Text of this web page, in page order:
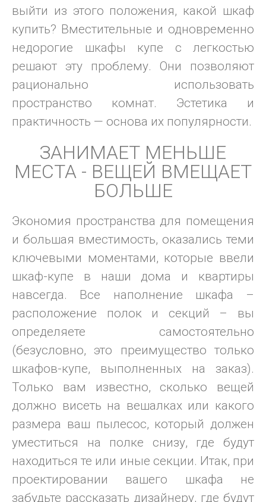
выйти из этого положения, какой шкаф
купить? Вместительные и одновременно
недорогие шкафы купе с легкостью
решают эту проблему. Они позволяют
рационально использовать
пространство комнат. Эстетика и
практичность — основа их популярности.
ЗАНИМАЕТ МЕНЬШЕ
МЕСТА - ВЕЩЕЙ ВМЕЩАЕТ
БОЛЬШЕ
Экономия пространства для помещения
и большая вместимость, оказались теми
ключевыми моментами, которые ввели
шкаф-купе в наши дома и квартиры
навсегда. Все наполнение шкафа –
расположение полок и секций – вы
определяете самостоятельно
(безусловно, это преимущество только
шкафов-купе, выполненных на заказ).
Только вам известно, сколько вещей
должно висеть на вешалках или какого
размера ваш пылесос, который должен
уместиться на полке снизу, где будут
находиться те или иные секции. Итак, при
проектировании вашего шкафа не
забудьте рассказать дизайнеру, где будут